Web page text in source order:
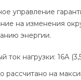
управление
на изменения
энергии.
ток нагрузки: 16А
рассчитано на